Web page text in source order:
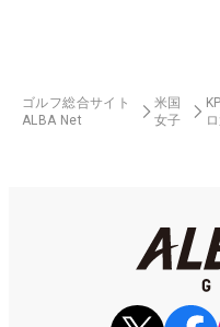
ゴルフ総合サイト
ALBA Net
米国
女子